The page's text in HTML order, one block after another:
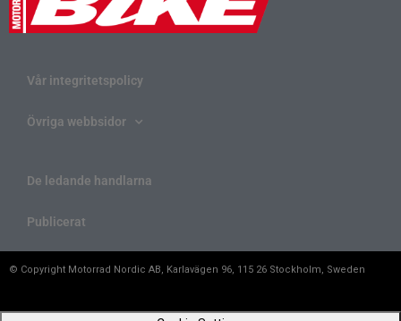
Vår integritetspolicy
Övriga webbsidor
De ledande handlarna
Publicerat
© Copyright Motorrad Nordic AB, Karlavägen 96, 115 26 Stockholm, Sweden